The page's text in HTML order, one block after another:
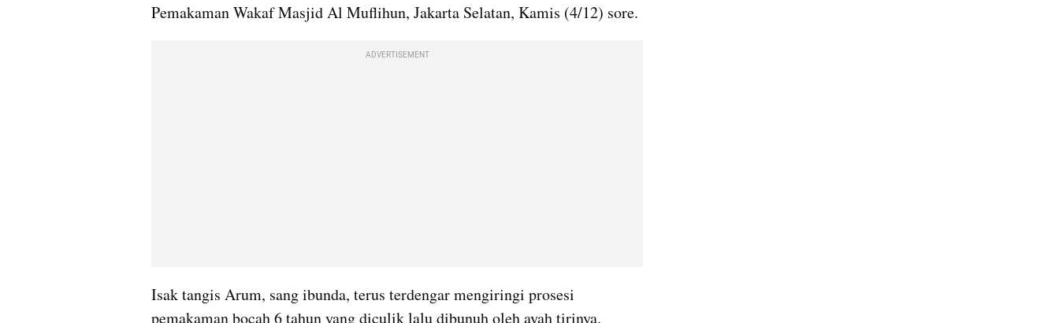
Pemakaman Wakaf Masjid Al Muflihun, Jakarta Selatan, Kamis (4/12) sore.
ADVERTISEMENT
Isak tangis Arum, sang ibunda, terus terdengar mengiringi prosesi
pemakaman bocah 6 tahun yang diculik lalu dibunuh oleh ayah tirinya.